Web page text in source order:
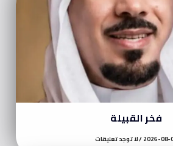
فخر القبيلة
2026- لا توجد تعليقات